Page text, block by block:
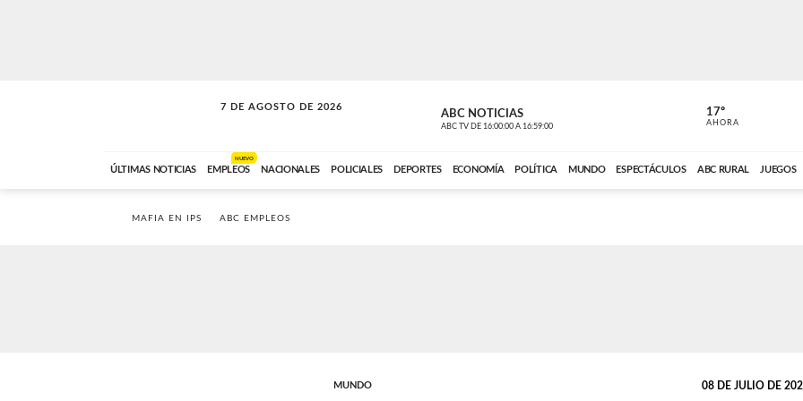
7 DE AGOSTO DE 2026
VITAMINAS ABC NOTICIAS
ABC TV DE 16:00:00 A 16:59:00 ABC CARDINAL
17º
AHORA
ÚLTIMAS NOTICIAS EMPLEOS
NUEVO
NACIONALES POLICIALES DEPORTES ECONOMÍA POLÍTICA MUNDO ESPECTÁCULOS ABC RURAL JUEGOS
MAFIA EN IPS ABC EMPLEOS
MUNDO 08 DE JULIO DE